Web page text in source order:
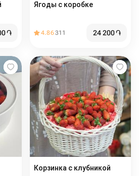
֏
Ягоды с коробке
4.86311 24 200֏
Корзинка с клубникой